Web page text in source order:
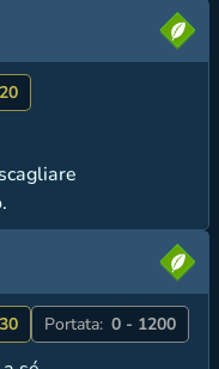
20
30 Portata: 0 - 1200